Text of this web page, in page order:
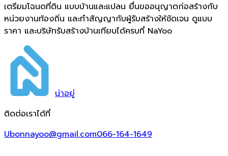
เตรียมโฉนดที่ดิน แบบบ้านและแปลน ยื่นขออนุญาตก่อสร้างกับ
หน่วยงานท้องถิ่น และทำสัญญากับผู้รับสร้างให้ชัดเจน ดูแบบ
ราคา และบริษัทรับสร้างบ้านเทียบได้ครบที่ NaYoo
น่าอยู่
ติดต่อเราได้ที่
Ubonnayoo@gmail.com066-164-1649